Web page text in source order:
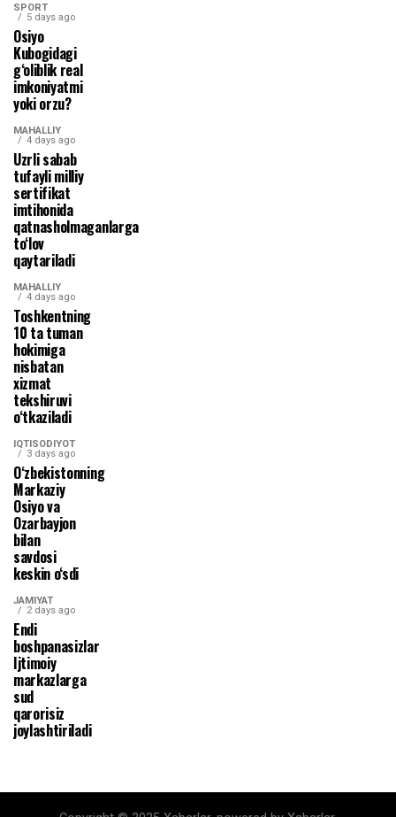
SPORT
5 days ago
Osiyo
Kubogidagi
g‘oliblik real
imkoniyatmi
yoki orzu?
MAHALLIY
4 days ago
Uzrli sabab
tufayli milliy
sertifikat
imtihonida
qatnasholmaganlarga
to‘lov
qaytariladi
MAHALLIY
4 days ago
Toshkentning
10 ta tuman
hokimiga
nisbatan
xizmat
tekshiruvi
o‘tkaziladi
IQTISODIYOT
3 days ago
O‘zbekistonning
Markaziy
Osiyo va
Ozarbayjon
bilan
savdosi
keskin o‘sdi
JAMIYAT
2 days ago
Endi
boshpanasizlar
Ijtimoiy
markazlarga
sud
qarorisiz
joylashtiriladi